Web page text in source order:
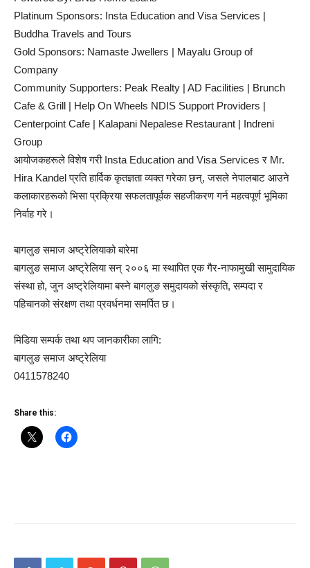
Platinum Sponsors: Insta Education and Visa Services |
Buddha Travels and Tours
Gold Sponsors: Namaste Jwellers | Mayalu Group of
Company
Community Supporters: Peak Realty | AD Facilities | Brunch
Cafe & Grill | Help On Wheels NDIS Support Providers |
Centerpoint Cafe | Kalapani Nepalese Restaurant | Indreni
Group
आयोजकहरूले विशेष गरी Insta Education and Visa Services र Mr.
Hira Kandel प्रति हार्दिक कृतज्ञता व्यक्त गरेका छन्, जसले नेपालबाट आउने
कलाकारहरूको भिसा प्रक्रिया सफलतापूर्वक सहजीकरण गर्न महत्वपूर्ण भूमिका
निर्वाह गरे।
बागलुङ समाज अष्ट्रेलियाको बारेमा
बागलुङ समाज अष्ट्रेलिया सन् २००६ मा स्थापित एक गैर-नाफामुखी सामुदायिक
संस्था हो, जुन अष्ट्रेलियामा बस्ने बागलुङ समुदायको संस्कृति, सम्पदा र
पहिचानको संरक्षण तथा प्रवर्धनमा समर्पित छ।
मिडिया सम्पर्क तथा थप जानकारीका लागि:
बागलुङ समाज अष्ट्रेलिया
0411578240
Share this: